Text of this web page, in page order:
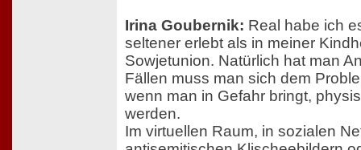
Irina Goubernik: Real habe ich
seltener erlebt als in meiner
Sowjetunion. Natürlich hat man
Fällen muss man sich dem
wenn man in Gefahr bringt,
werden.
Im virtuellen Raum, in sozialen